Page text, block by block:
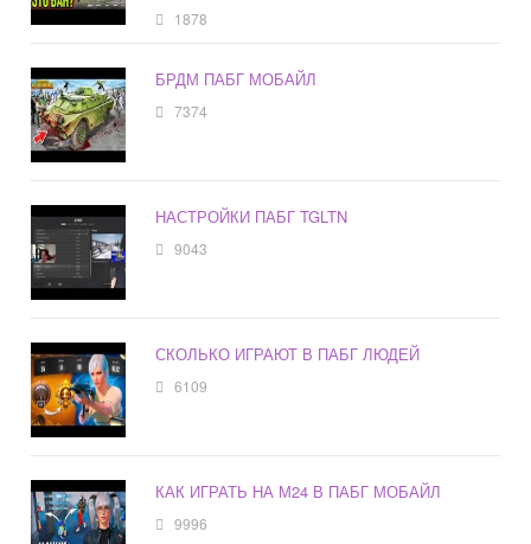
1878
БРДМ ПАБГ МОБАЙЛ
7374
НАСТРОЙКИ ПАБГ TGLTN
9043
СКОЛЬКО ИГРАЮТ В ПАБГ ЛЮДЕЙ
6109
КАК ИГРАТЬ НА М24 В ПАБГ МОБАЙЛ
9996